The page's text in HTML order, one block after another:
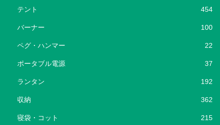
テント 454
バーナー 100
ペグ・ハンマー 22
ポータブル電源 37
ランタン 192
収納 362
寝袋・コット 215